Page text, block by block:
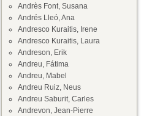
Andrès Font, Susana
Andrés Lleó, Ana
Andresco Kuraitis, Irene
Andresco Kuraitis, Laura
Andreson, Erik
Andreu, Fátima
Andreu, Mabel
Andreu Ruiz, Neus
Andreu Saburit, Carles
Andrevon, Jean-Pierre